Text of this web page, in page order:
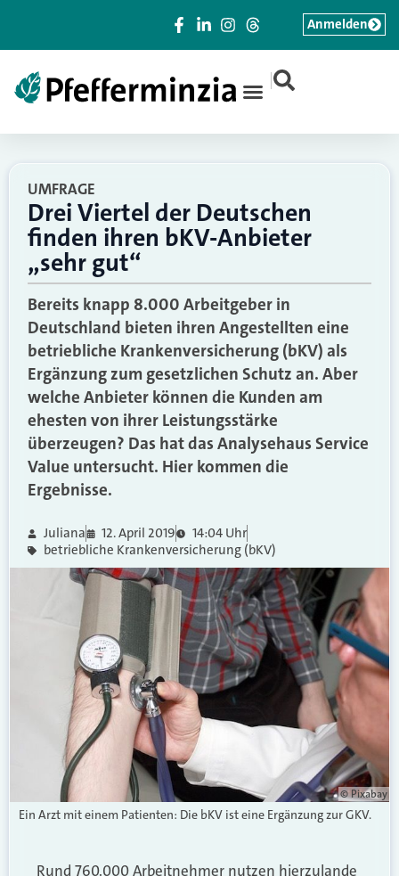
|
Anmelden
UMFRAGE
Drei Viertel der Deutschen
finden ihren bKV-Anbieter
„sehr gut“
Bereits knapp 8.000 Arbeitgeber in
Deutschland bieten ihren Angestellten eine
betriebliche Krankenversicherung (bKV) als
Ergänzung zum gesetzlichen Schutz an. Aber
welche Anbieter können die Kunden am
ehesten von ihrer Leistungsstärke
überzeugen? Das hat das Analysehaus Service
Value untersucht. Hier kommen die
Ergebnisse.
Juliana 12. April 2019
14:04 Uhr
betriebliche Krankenversicherung (bKV)
© Pixabay
Ein Arzt mit einem Patienten: Die bKV ist eine Ergänzung zur GKV.
Rund 760.000 Arbeitnehmer nutzen hierzulande